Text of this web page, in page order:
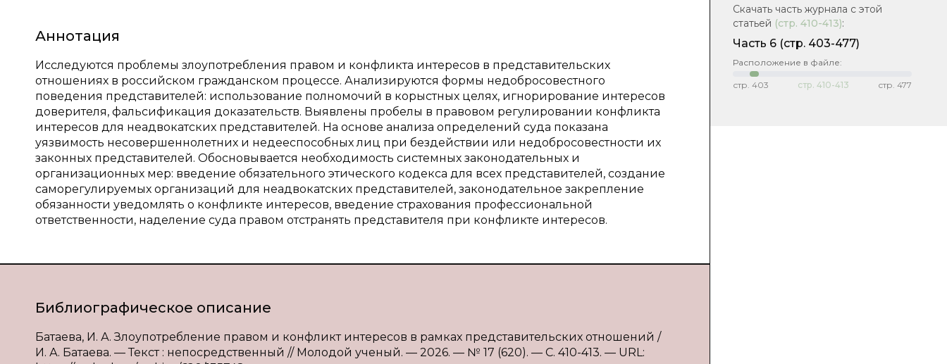
Аннотация
Исследуются проблемы злоупотребления правом и конфликта интересов в представительских
отношениях в российском гражданском процессе. Анализируются формы недобросовестного
поведения представителей: использование полномочий в корыстных целях, игнорирование интересов
доверителя, фальсификация доказательств. Выявлены пробелы в правовом регулировании конфликта
интересов для неадвокатских представителей. На основе анализа определений суда показана
уязвимость несовершеннолетних и недееспособных лиц при бездействии или недобросовестности их
законных представителей. Обосновывается необходимость системных законодательных и
организационных мер: введение обязательного этического кодекса для всех представителей, создание
саморегулируемых организаций для неадвокатских представителей, законодательное закрепление
обязанности уведомлять о конфликте интересов, введение страхования профессиональной
ответственности, наделение суда правом отстранять представителя при конфликте интересов.
Библиографическое описание
Батаева, И. А. Злоупотребление правом и конфликт интересов в рамках представительских отношений /
И. А. Батаева. — Текст : непосредственный // Молодой ученый. — 2026. — № 17 (620). — С. 410-413. — URL:
Скачать часть журнала с этой
статьей (стр. 410-413):
Часть 6 (стр. 403-477)
Расположение в файле:
стр. 403 стр. 410-413 стр. 477